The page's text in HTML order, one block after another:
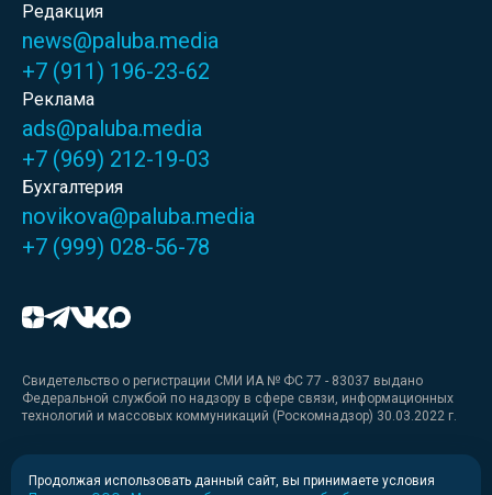
Редакция
news@paluba.media
+7 (911) 196-23-62
Реклама
ads@paluba.media
+7 (969) 212-19-03
Бухгалтерия
novikova@paluba.media
+7 (999) 028-56-78
Свидетельство о регистрации СМИ ИА № ФС 77 - 83037 выдано
Федеральной службой по надзору в сфере связи, информационных
технологий и массовых коммуникаций (Роскомнадзор) 30.03.2022 г.
Медиакит
Продолжая использовать данный сайт, вы принимаете условия